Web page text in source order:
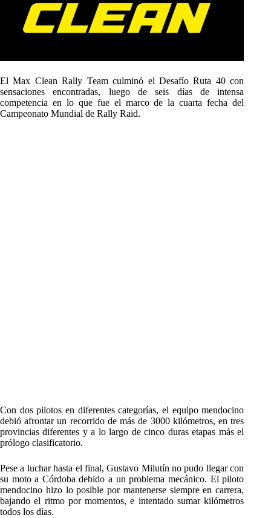
El Max Clean Rally Team culminó el Desafío Ruta 40 con
sensaciones encontradas, luego de seis días de intensa
competencia en lo que fue el marco de la cuarta fecha del
Campeonato Mundial de Rally Raid.
Con dos pilotos en diferentes categorías, el equipo mendocino
debió afrontar un recorrido de más de 3000 kilómetros, en tres
provincias diferentes y a lo largo de cinco duras etapas más el
prólogo clasificatorio.
Pese a luchar hasta el final, Gustavo Milutín no pudo llegar con
su moto a Córdoba debido a un problema mecánico. El piloto
mendocino hizo lo posible por mantenerse siempre en carrera,
bajando el ritmo por momentos, e intentado sumar kilómetros
todos los días.